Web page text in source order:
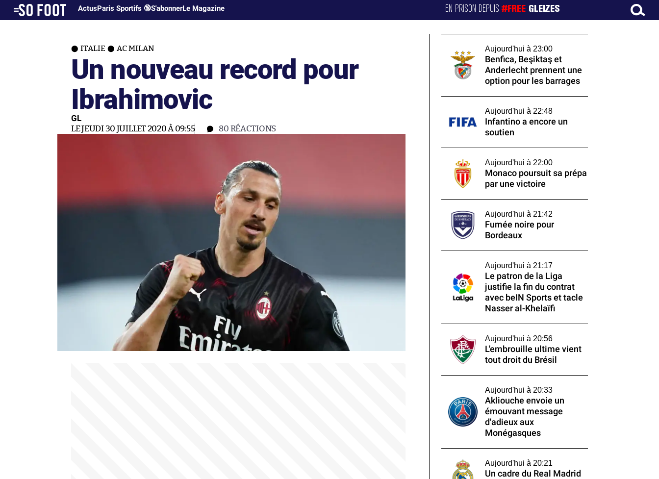
ActusParis Sportifs 🔞S'abonnerLe Magazine EN PRISON DEPUIS#FREE GLEIZES
ITALIE AC MILAN
Un nouveau record pour
Ibrahimovic
GL
LE JEUDI 30 JUILLET 2020 À 09:55 80 RÉACTIONS
Aujourd'hui à 23:00
Benfica, Beşiktaş et
Anderlecht prennent une
option pour les barrages
Aujourd'hui à 22:48
Infantino a encore un
soutien
Aujourd'hui à 22:00
Monaco poursuit sa prépa
par une victoire
Aujourd'hui à 21:42
Fumée noire pour
Bordeaux
Aujourd'hui à 21:17
Le patron de la Liga
justifie la fin du contrat
avec beIN Sports et tacle
Nasser al-Khelaïfi
Aujourd'hui à 20:56
L'embrouille ultime vient
tout droit du Brésil
Aujourd'hui à 20:33
Akliouche envoie un
émouvant message
d'adieux aux
Monégasques
Aujourd'hui à 20:21
Un cadre du Real Madrid